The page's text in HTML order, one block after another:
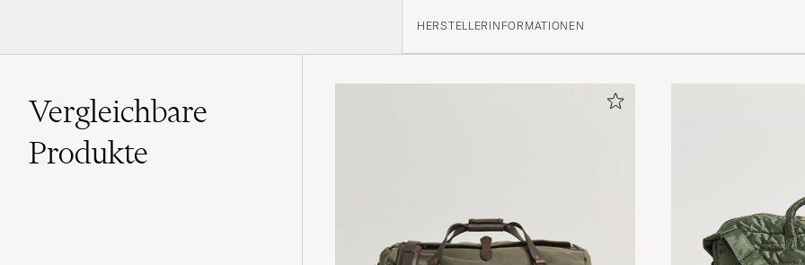
HERSTELLERINFORMATIONEN
Vergleichbare
Produkte